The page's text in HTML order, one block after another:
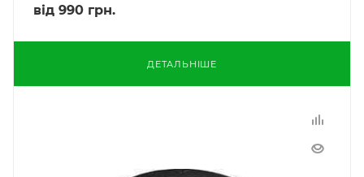
від 990 грн.
ДЕТАЛЬНІШЕ